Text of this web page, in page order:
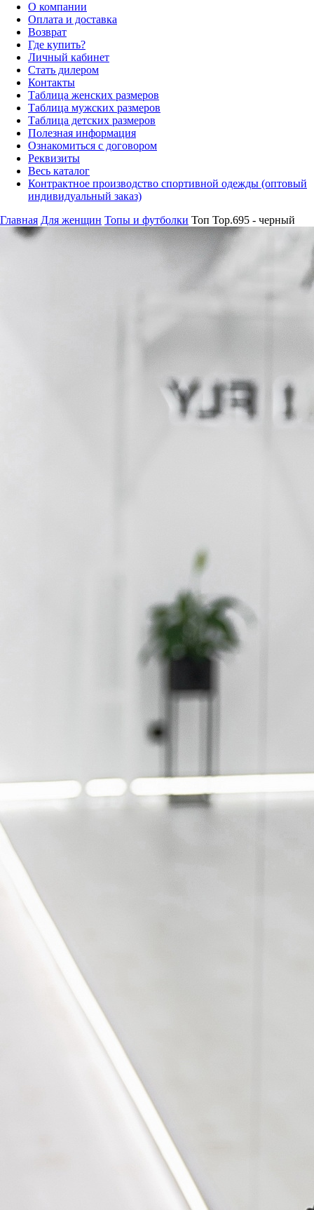
О компании
Оплата и доставка
Возврат
Где купить?
Личный кабинет
Стать дилером
Контакты
Таблица женских размеров
Таблица мужских размеров
Таблица детских размеров
Полезная информация
Ознакомиться с договором
Реквизиты
Весь каталог
Контрактное производство спортивной одежды (оптовый
индивидуальный заказ)
Главная Для женщин Топы и футболки Топ Top.695 - черный